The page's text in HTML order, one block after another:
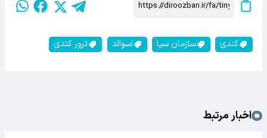
کندی سازمان سیا اسوالد ترور کندی
اخبار مرتبط